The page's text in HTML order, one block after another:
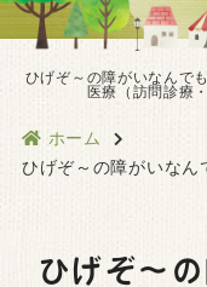
ひげぞ～の障がいなんで
医療（訪問診療
ホーム
ひげぞ～の障がいなん
ひげぞ～